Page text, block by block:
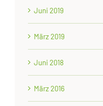
Juni 2019
März 2019
Juni 2018
März 2016